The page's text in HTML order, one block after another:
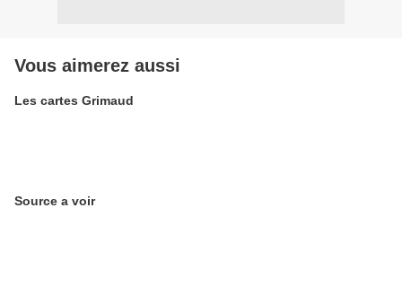
Vous aimerez aussi
Les cartes Grimaud
Source a voir